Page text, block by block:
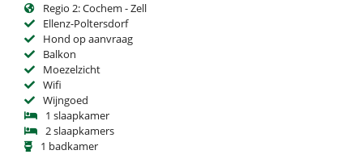
Regio 2: Cochem - Zell
Ellenz-Poltersdorf
Hond op aanvraag
Balkon
Moezelzicht
Wifi
Wijngoed
1 slaapkamer
2 slaapkamers
1 badkamer